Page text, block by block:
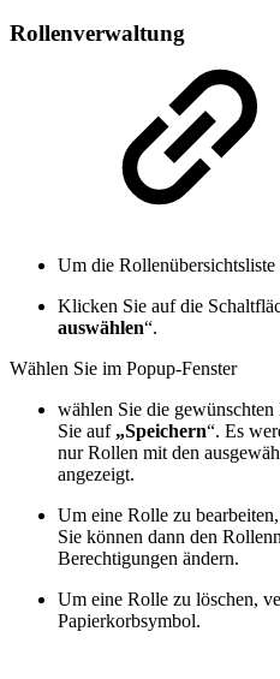
Rollenverwaltung
Um die
Klicken Sie auf die
auswählen“.
Wählen Sie im Popup-Fenster
wählen Sie die
Sie auf „Speichern“. Es
nur Rollen mit den
angezeigt.
Um eine Rolle zu
Sie können dann den
Berechtigungen ändern.
Um eine Rolle zu löschen,
Papierkorbsymbol.